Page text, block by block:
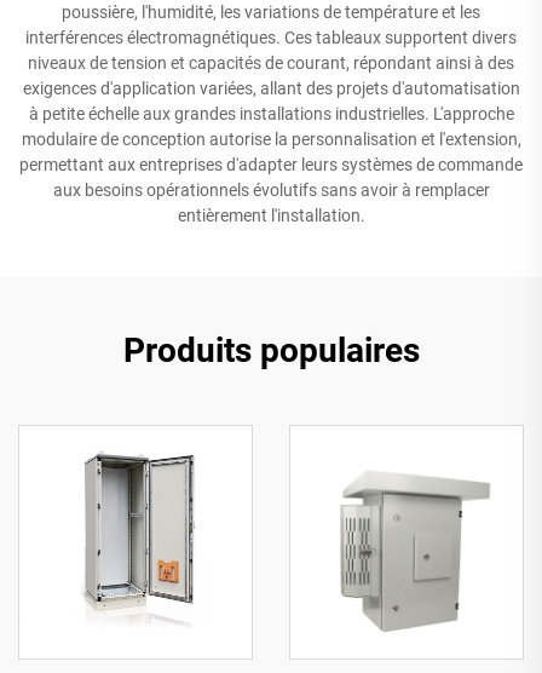
poussière, l'humidité, les variations de température et les
interférences électromagnétiques. Ces tableaux supportent divers
niveaux de tension et capacités de courant, répondant ainsi à des
exigences d'application variées, allant des projets d'automatisation
à petite échelle aux grandes installations industrielles. L'approche
modulaire de conception autorise la personnalisation et l'extension,
permettant aux entreprises d'adapter leurs systèmes de commande
aux besoins opérationnels évolutifs sans avoir à remplacer
entièrement l'installation.
Produits populaires